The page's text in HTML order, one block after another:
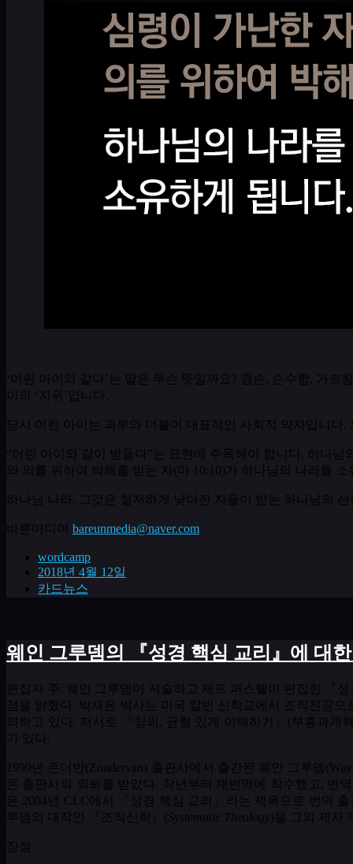
‘ 어린 아이와 같다 ’ 는 말은 무슨 뜻일까요 ? 겸손 , 순수함, 가르
이의
‘ 지위 ’ 입니다
당시 어린 아이는 과부와 더불어 대표적인 사회적 약자입니다
“어린 아이와 같이 받들다 ” 는 표현에 주목해야 합니다
하나님
와 의를 위하여 박해를 받는 자 ( 마 10:10)가 하나님의 나라를 소
하나님 나라 , 그것은 철저하게 낮아진 자들이 받는 하나님의
바른미디어 bareunmedia@naver.com
wordcamp
2018년 4월 12일
카드뉴스
웨인 그루뎀의 『성경 핵심 교리』에 대
편집자 주 : 웨인 그루뎀이 저술하고 제프 퍼스웰이 편집한 『
점을 밝혔다
박재은 박사는 미국 칼빈 신학교에서 조직전공으
의하고 있다
저서로 『칭의 , 균형 있게 이해하기』 ( 부흥과개
가 있다
1999년 존더반 (Zondervan) 출판사에서 출간된 웨인 그루뎀
몬 출판사의 의뢰를 받았다
작년부터 재번역에 착수했고 , 번
은
2004년 CLC 에서 『성경 핵심 교리』라는 제목으로 번역
루뎀의 대작인 『조직신학』 ( Systematic Theology) 을 그의 제자
장점